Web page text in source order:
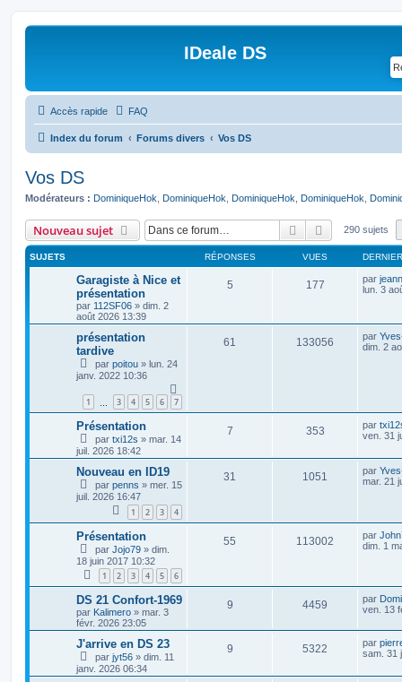
IDeale DS
Accès rapide FAQ
Index du forum Forums divers Vos DS
Vos DS
Modérateurs : DominiqueHok DominiqueHok DominiqueHok DominiqueHok
Nouveau sujet RechercherRecherche
290 sujets
SUJETS RÉPONSES VUES
Garagiste à Nice et
présentation
par 112SF06 » dim. 2
août 2026 13:39
5 177 par
lun. 3
présentation
tardive
par poitou » lun. 24
janv. 2022 10:36
1 3 4 5 6 7
61 133056 par
dim. 2
Présentation
par txi12s » mar. 14
juil. 2026 18:42
7 353 par
ven. 31
Nouveau en ID19
par penns » mer. 15
juil. 2026 16:47
1 2 3 4
31 1051 par
mar. 21
Présentation
par Jojo79 » dim.
18 juin 2017 10:32
1 2 3 4 5 6
55 113002 par
dim. 1
DS 21 Confort-1969
par Kalimero » mar. 3
févr. 2026 23:05
9 4459 par
ven. 13
J'arrive en DS 23
par jyt56 » dim. 11
janv. 2026 06:34
9 5322 par
sam. 31